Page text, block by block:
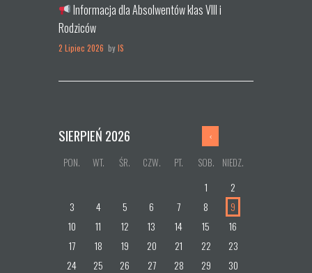
Informacja dla Absolwentów klas VIII i
Rodziców
2 Lipiec 2026 byIS
SIERPIEŃ 2026
PON. WT. ŚR. CZW. PT. SOB. NIEDZ.
1
2
3
4 5 6 7 8
9
10
11 12 13 14 15
16
17
18 19 20 21 22
23
24
25 26 27 28 29 30